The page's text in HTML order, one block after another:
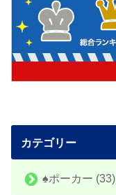
カテゴリー
♠️ポーカー (33)